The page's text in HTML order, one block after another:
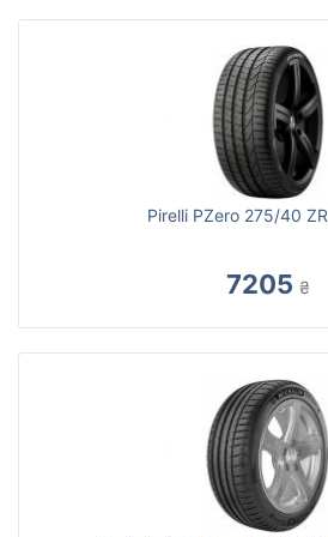
Pirelli PZero 275/40
7205 ₴